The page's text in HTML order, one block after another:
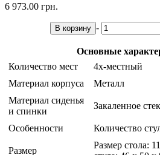
6 973.00 грн.
В корзину -
Основные
Количество мест
4х-местный
Материал корпуса
Металл
Материал сиденья
и спинки
Закаленное
Особенности Количество
Размер
Размер стола: